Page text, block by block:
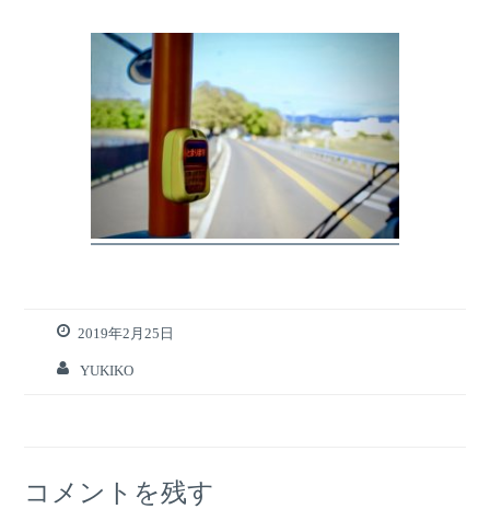
2019年2月25日
YUKIKO
コメントを残す